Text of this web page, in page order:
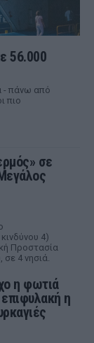
56.000
- πάνω από
πιο
σε
4)
Προστασία
4 νησιά.
η φωτιά
η